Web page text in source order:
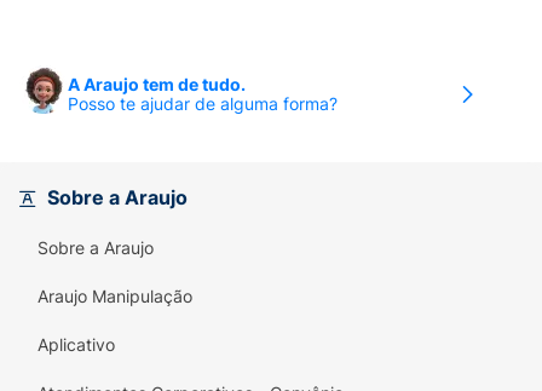
A Araujo tem de tudo.
Posso te ajudar de alguma forma?
Sobre a Araujo
Sobre a Araujo
Araujo Manipulação
Aplicativo